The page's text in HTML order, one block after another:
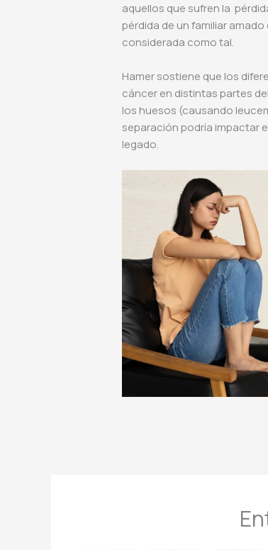
aquellos que sufren la
pérdida de un familiar
considerada como tal.
Hamer sostiene que los
cáncer en distintas partes
los huesos (causando
separación podría impactar
legado.